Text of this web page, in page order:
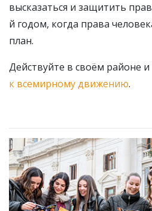
высказаться и защитить
й годом, когда права
план.
Действуйте в своём районе и
к всемирному движению.